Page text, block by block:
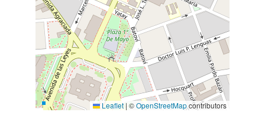
Leaflet|©OpenStreetMapcontributors